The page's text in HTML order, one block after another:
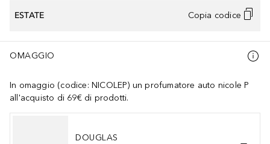
ESTATE Copia codice
OMAGGIO
In omaggio (codice: NICOLEP) un profumatore auto nicole P
all'acquisto di 69€ di prodotti.
DOUGLAS